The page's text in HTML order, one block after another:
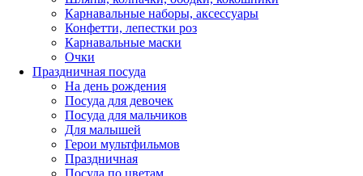
Карнавальные наборы, аксессуары
Конфетти, лепестки роз
Карнавальные маски
Очки
Праздничная посуда
На день рождения
Посуда для девочек
Посуда для мальчиков
Для малышей
Герои мультфильмов
Праздничная
Посуда по цветам